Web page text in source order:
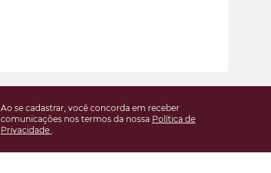
Ao se cadastrar, você concorda em receber
comunicações nos termos da nossa Política de
Privacidade .